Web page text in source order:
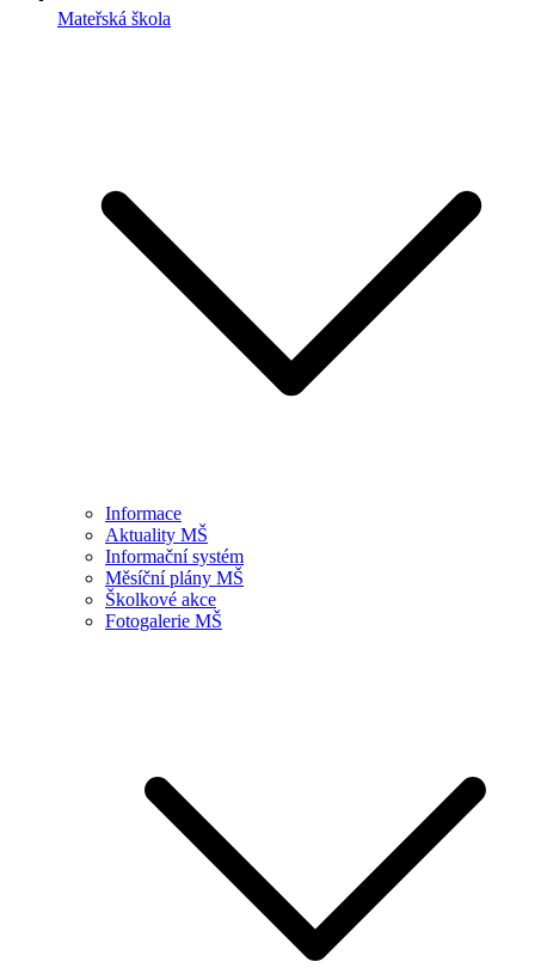
Mateřská škola
Informace
Aktuality MŠ
Informační systém
Měsíční plány MŠ
Školkové akce
Fotogalerie MŠ